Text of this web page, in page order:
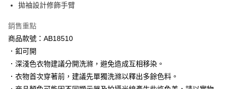
7-11取貨付款
每筆NT$60，滿NT$1,000(含以上)免運費
付款後7-11取貨
每筆NT$60，滿NT$1,000(含以上)免運費
宅配
每筆NT$120，滿NT$1,000(含以上)免運費
拋袖設計修飾手臂
銷售重點
商品款號：AB18510
．釦可開
．深淺色衣物建議分開洗滌，避免造成互相移染。
．衣物首次穿著前，建議先單獨洗滌以釋出多餘色料。